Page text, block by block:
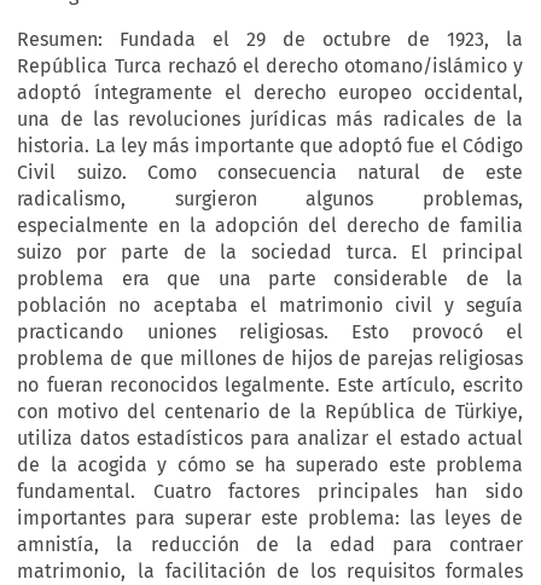
Resumen: Fundada el 29 de octubre de 1923, la
República Turca rechazó el derecho otomano/islámico y
adoptó íntegramente el derecho europeo occidental,
una de las revoluciones jurídicas más radicales de la
historia. La ley más importante que adoptó fue el Código
Civil suizo. Como consecuencia natural de este
radicalismo, surgieron algunos problemas,
especialmente en la adopción del derecho de familia
suizo por parte de la sociedad turca. El principal
problema era que una parte considerable de la
población no aceptaba el matrimonio civil y seguía
practicando uniones religiosas. Esto provocó el
problema de que millones de hijos de parejas religiosas
no fueran reconocidos legalmente. Este artículo, escrito
con motivo del centenario de la República de Türkiye,
utiliza datos estadísticos para analizar el estado actual
de la acogida y cómo se ha superado este problema
fundamental. Cuatro factores principales han sido
importantes para superar este problema: las leyes de
amnistía, la reducción de la edad para contraer
matrimonio, la facilitación de los requisitos formales